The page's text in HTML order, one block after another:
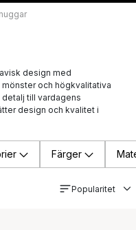
design med
och högkvalitativa
till vardagens
design och kvalitet i
Färger
Popularitet